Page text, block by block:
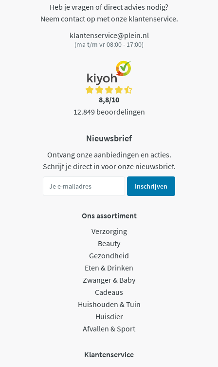
Heb je vragen of direct advies nodig?
Neem contact op met onze klantenservice.
klantenservice@plein.nl
(ma t/m vr 08:00 - 17:00)
8,8/10
12.849 beoordelingen
Nieuwsbrief
Ontvang onze aanbiedingen en acties.
Schrijf je direct in voor onze nieuwsbrief.
Inschrijven
Ons assortiment
Verzorging
Beauty
Gezondheid
Eten & Drinken
Zwanger & Baby
Cadeaus
Huishouden & Tuin
Huisdier
Afvallen & Sport
Klantenservice